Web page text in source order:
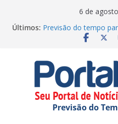
6 de
Últimos: Previsão do tempo
Previsão do tempo
Ana Carolina Serra
Pensão Alimentícia
Previsão do tempo
(06/08/2026)
Previsão do tempo
(06/08/2026)
Previsão do